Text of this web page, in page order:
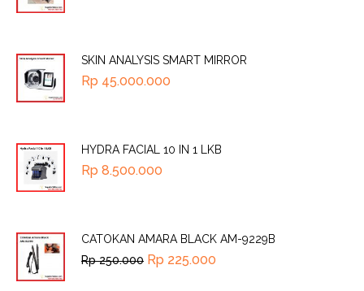
SKIN ANALYSIS SMART MIRROR
Rp 45.000.000
HYDRA FACIAL 10 IN 1 LKB
Rp 8.500.000
CATOKAN AMARA BLACK AM-9229B
Rp250.000 Rp 225.000